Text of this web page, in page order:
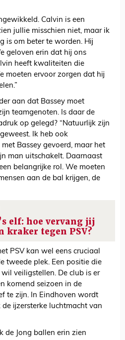
Calvin is een
jullie misschien niet, maar ik
is om beter te worden. Hij
geloven erin dat hij ons
heeft kwaliteiten die
moeten ervoor zorgen dat hij
aan dat Bassey moet
teamgenoten. Is daar de
op gelegd? “Natuurlijk zijn
Ik heb ook
Bassey gevoerd, maar het
man uitschakelt. Daarnaast
belangrijke rol. We moeten
aan de bal krijgen, de
elf: hoe vervang jij
kraker tegen PSV?
PSV kan wel eens cruciaal
tweede plek. Een positie die
veiligstellen. De club is er
komend seizoen in de
te zijn. In Eindhoven wordt
ijzersterke luchtmacht van
de Jong ballen erin zien